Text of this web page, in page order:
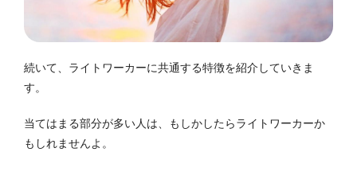
続いて、ライトワーカーに共通する特徴を紹介していきま
す。
当てはまる部分が多い人は、もしかしたらライトワーカーか
もしれませんよ。